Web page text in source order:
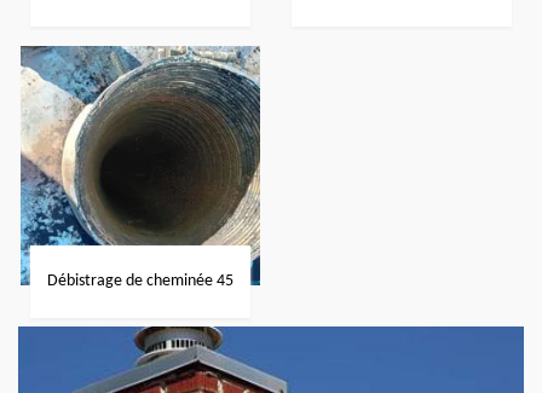
Débistrage de cheminée 45